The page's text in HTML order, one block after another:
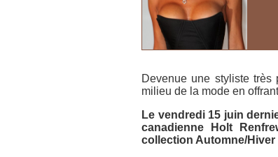
Devenue une styliste
milieu de la mode en
Le vendredi 15 juin
canadienne Holt
collection Automne/Hiver